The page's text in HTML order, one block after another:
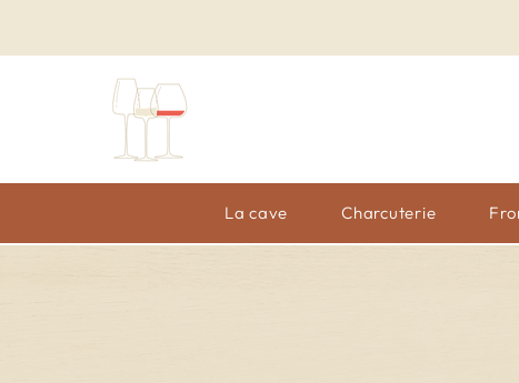
La cave Charcuterie